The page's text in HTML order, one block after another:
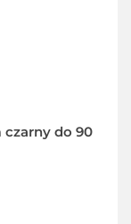
czarny do 90